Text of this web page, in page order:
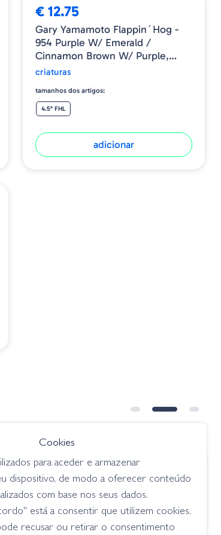
€ 12.75
Gary Yamamoto Flappin´Hog -
954 Purple W/ Emerald /
Cinnamon Brown W/ Purple,
Blue & Emerald Laminate
criaturas
tamanhos dos artigos:
4.5" FHL
adicionar
€ 7.80
Zoom Tiny Brush Hog 055-019
Watermelon Seed
criaturas
Cookies
para aceder e armazenar
dispositivo, de modo a oferecer conteúdo
com base nos seus dados.
está a consentir que utilizem cookies.
recusar ou retirar o consentimento